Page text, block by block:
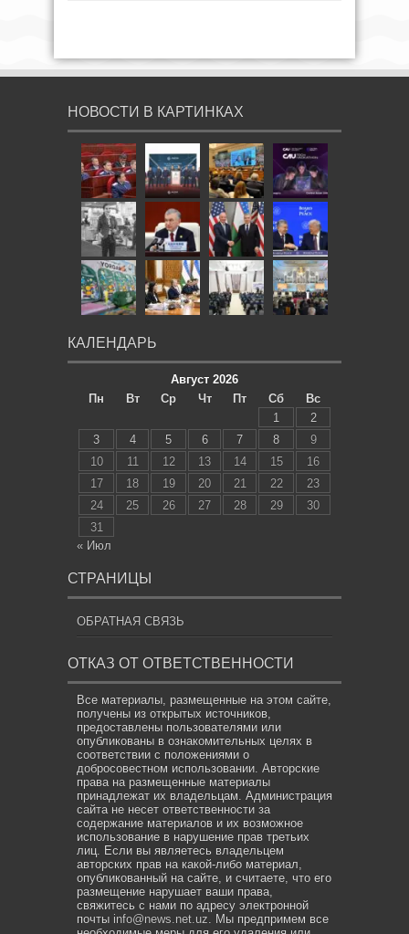
НОВОСТИ В КАРТИНКАХ
КАЛЕНДАРЬ
Август 2026
Пн
Вт Ср Чт Пт Сб
Вс
1
2
3
4 5 6 7 8
9
10
11 12 13 14 15
16
17
18 19 20 21 22
23
24
25 26 27 28 29
30
31
« Июл
СТРАНИЦЫ
ОБРАТНАЯ СВЯЗЬ
ОТКАЗ ОТ ОТВЕТСТВЕННОСТИ
Все материалы, размещенные на этом сайте,
получены из открытых источников,
предоставлены пользователями или
опубликованы в ознакомительных целях в
соответствии с положениями о
добросовестном использовании. Авторские
права на размещенные материалы
принадлежат их владельцам. Администрация
сайта не несет ответственности за
содержание материалов и их возможное
использование в нарушение прав третьих
лиц. Если вы являетесь владельцем
авторских прав на какой-либо материал,
опубликованный на сайте, и считаете, что его
размещение нарушает ваши права,
свяжитесь с нами по адресу электронной
почты info@news.net.uz. Мы предпримем все